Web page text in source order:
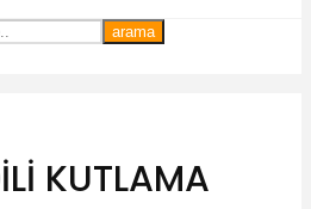
arama
KUTLAMA